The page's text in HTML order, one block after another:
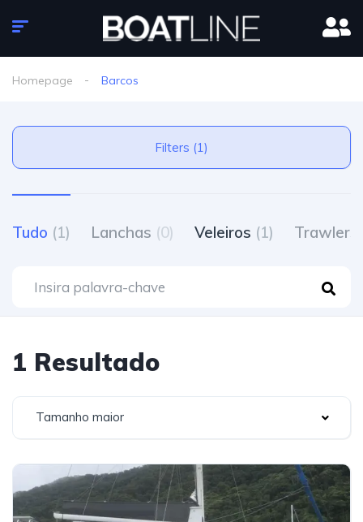
Homepage Barcos
Filters (1)
Tudo (1) Lanchas (0) Veleiros (1) Trawlers
1 Resultado
Tamanho maior